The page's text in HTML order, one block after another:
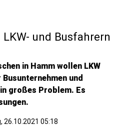
und Busfahrern
in Hamm wollen LKW
und
großes Problem. Es
26.10.2021 05:18